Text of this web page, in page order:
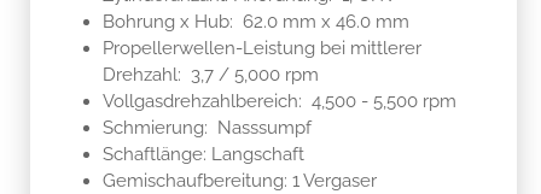
Bohrung x Hub: 62.0 mm x 46.0 mm
Propellerwellen-Leistung bei mittlerer
Drehzahl: 3,7 / 5,000 rpm
Vollgasdrehzahlbereich: 4,500 - 5,500 rpm
Schmierung: Nasssumpf
Schaftlänge: Langschaft
Gemischaufbereitung: 1 Vergaser